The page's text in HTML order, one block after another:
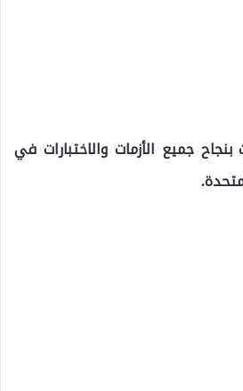
جميع الأزمات والاختبارات في